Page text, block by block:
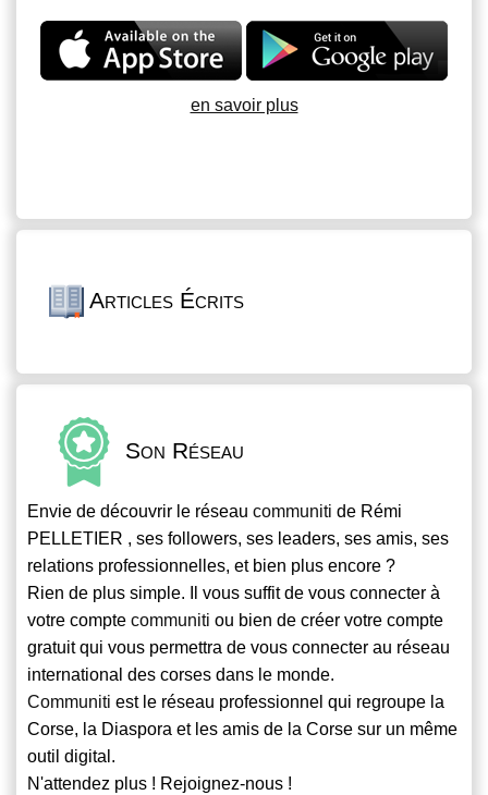
en savoir plus
Articles Écrits
Son Réseau
Envie de découvrir le réseau communiti de Rémi
PELLETIER , ses followers, ses leaders, ses amis, ses
relations professionnelles, et bien plus encore ?
Rien de plus simple. Il vous suffit de vous connecter à
votre compte communiti ou bien de créer votre compte
gratuit qui vous permettra de vous connecter au réseau
international des corses dans le monde.
Communiti est le réseau professionnel qui regroupe la
Corse, la Diaspora et les amis de la Corse sur un même
outil digital.
N'attendez plus ! Rejoignez-nous !